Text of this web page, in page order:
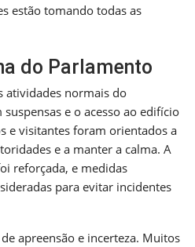
estão tomando todas as
do Parlamento
atividades normais do
e o acesso ao edifício
e visitantes foram orientados a
e a manter a calma. A
reforçada, e medidas
para evitar incidentes
apreensão e incerteza. Muitos